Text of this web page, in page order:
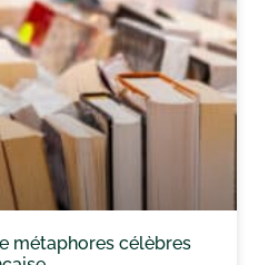
métaphores célèbres